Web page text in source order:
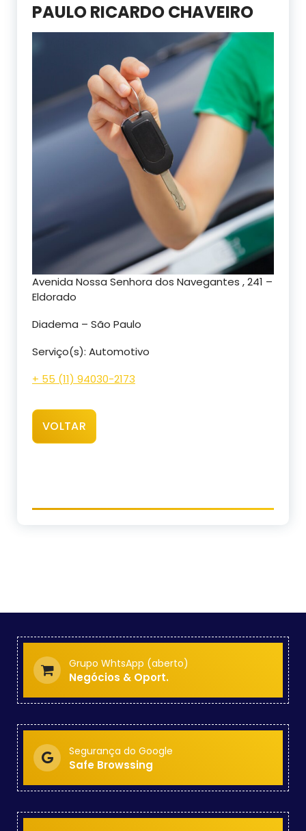
PAULO RICARDO CHAVEIRO
Avenida Nossa Senhora dos Navegantes , 241 –
Eldorado
Diadema – São Paulo
Serviço(s): Automotivo
+ 55 (11) 94030-2173
VOLTAR
Grupo WhtsApp (aberto)
Negócios & Oport.
Segurança do Google
Safe Browssing